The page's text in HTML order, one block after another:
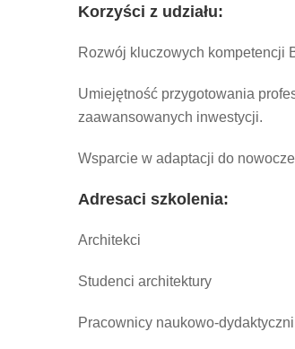
Korzyści z udziału:
Rozwój kluczowych kompetencji
Umiejętność przygotowania
zaawansowanych inwestycji.
Wsparcie w adaptacji do
Adresaci szkolenia:
Architekci
Studenci architektury
Pracownicy naukowo-